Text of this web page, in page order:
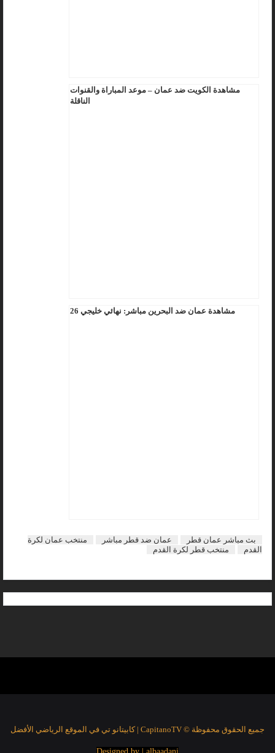
مشاهدة الكويت ضد عمان – موعد المباراة والقنوات
الناقلة
مشاهدة عمان ضد البحرين مباشر: نهائي خليجي 26
بث مباشر عمان قطر عمان ضد قطر مباشر
منتخب عمان لكرة
القدم
منتخب قطر لكرة القدم
جميع الحقوق محفوظة © CapitanoTV | كابيتانو تي في الموقع الرياضي الأفضل